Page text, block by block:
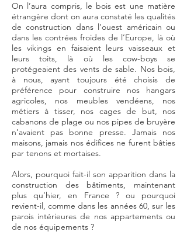
On l’aura compris, le bois est une matière
étrangère dont on aura constaté les qualités
de construction dans l’ouest américain ou
dans les contrées froides de l’Europe, là où
les vikings en faisaient leurs vaisseaux et
leurs toits, là où les cow-boys se
protégeaient des vents de sable. Nos bois,
à nous, ayant toujours été choisis de
préférence pour construire nos hangars
agricoles, nos meubles vendéens, nos
métiers à tisser, nos cages de but, nos
cabanons de plage ou nos pipes de bruyère
n’avaient pas bonne presse. Jamais nos
maisons, jamais nos édifices ne furent bâties
par tenons et mortaises.
Alors, pourquoi fait-il son apparition dans la
construction des bâtiments, maintenant
plus qu’hier, en France ? ou pourquoi
revient-il, comme dans les années 60, sur les
parois intérieures de nos appartements ou
de nos équipements ?